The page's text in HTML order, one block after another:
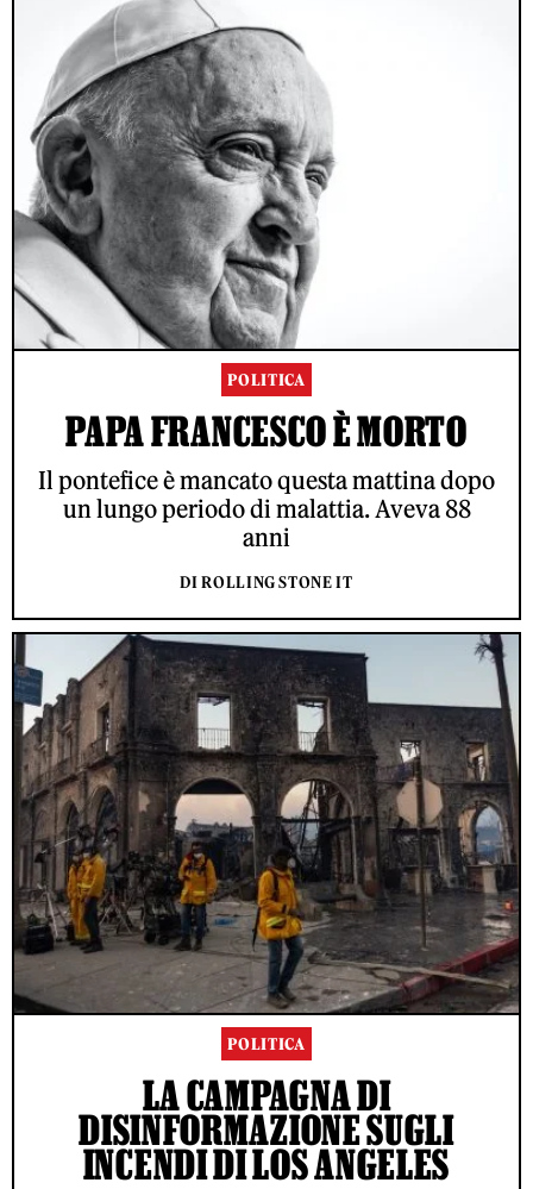
POLITICA
PAPA FRANCESCO È MORTO
Il pontefice è mancato questa mattina dopo
un lungo periodo di malattia. Aveva 88
anni
DI ROLLING STONE IT
POLITICA
LA CAMPAGNA DI
DISINFORMAZIONE SUGLI
INCENDI DI LOS ANGELES